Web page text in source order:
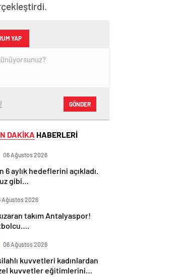
YAP
GÖNDER
DAKİKA HABERLERİ
06 Ağustos 2026
6 aylık hedeflerini açıkladı.
gibi…
Ağustos 2026
takım Antalyaspor!
06 Ağustos 2026
kuvvetleri kadınlardan
kuvvetler eğitimlerini